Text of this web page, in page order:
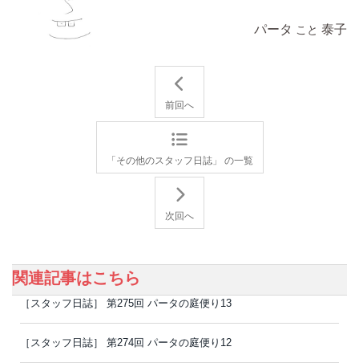
パータ こと 泰子
前回へ
「その他のスタッフ日誌」 の一覧
次回へ
関連記事はこちら
［スタッフ日誌］ 第275回 パータの庭便り13
［スタッフ日誌］ 第274回 パータの庭便り12